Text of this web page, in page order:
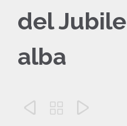
del
alba
  